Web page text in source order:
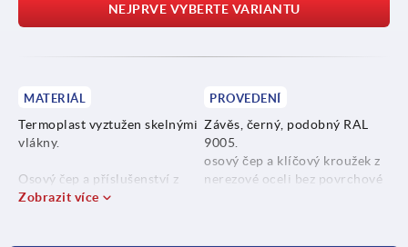
NEJPRVE VYBERTE VARIANTU
MATERIÁL
Termoplast vyztužen skelnými
vlákny.
Osový čep a příslušenství z
nerezové oceli 1.4305.
PROVEDENÍ
Závěs, černý, podobný RAL
9005.
osový čep a klíčový kroužek z
nerezové oceli bez povrchové
Zobrazit více